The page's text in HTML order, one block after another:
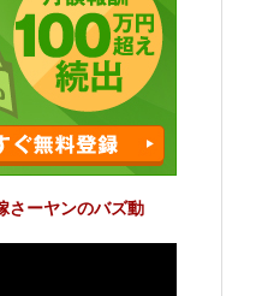
さーヤンのバズ動